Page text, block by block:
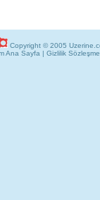
Copyright © 2005
Ana Sayfa | Gizlilik